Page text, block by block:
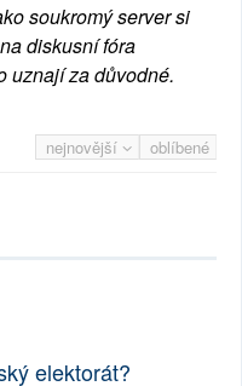
soukromý server si
diskusní fóra
uznají za důvodné.
nejnovější oblíbené
elektorát?